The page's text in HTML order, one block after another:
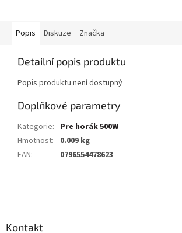
Popis Diskuze Značka
Detailní popis produktu
Popis produktu není dostupný
Doplňkové parametry
Kategorie: Pre horák 500W
Hmotnost:
0.009 kg
EAN: 0796554478623
Kontakt